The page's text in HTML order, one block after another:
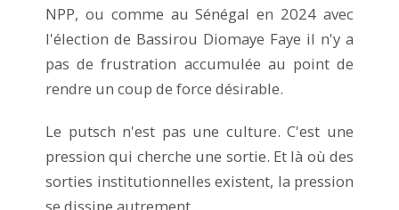
NPP, ou comme au Sénégal en 2024 avec
l'élection de Bassirou Diomaye Faye il n'y a
pas de frustration accumulée au point de
rendre un coup de force désirable.
Le putsch n'est pas une culture. C'est une
pression qui cherche une sortie. Et là où des
sorties institutionnelles existent, la pression
se dissipe autrement.